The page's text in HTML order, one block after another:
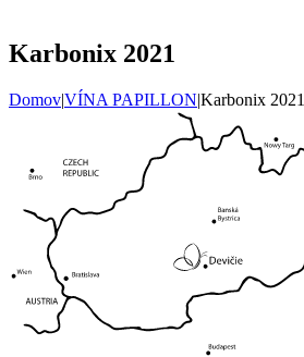
Karbonix 2021
Domov|VÍNA PAPILLON|Karbonix 2021